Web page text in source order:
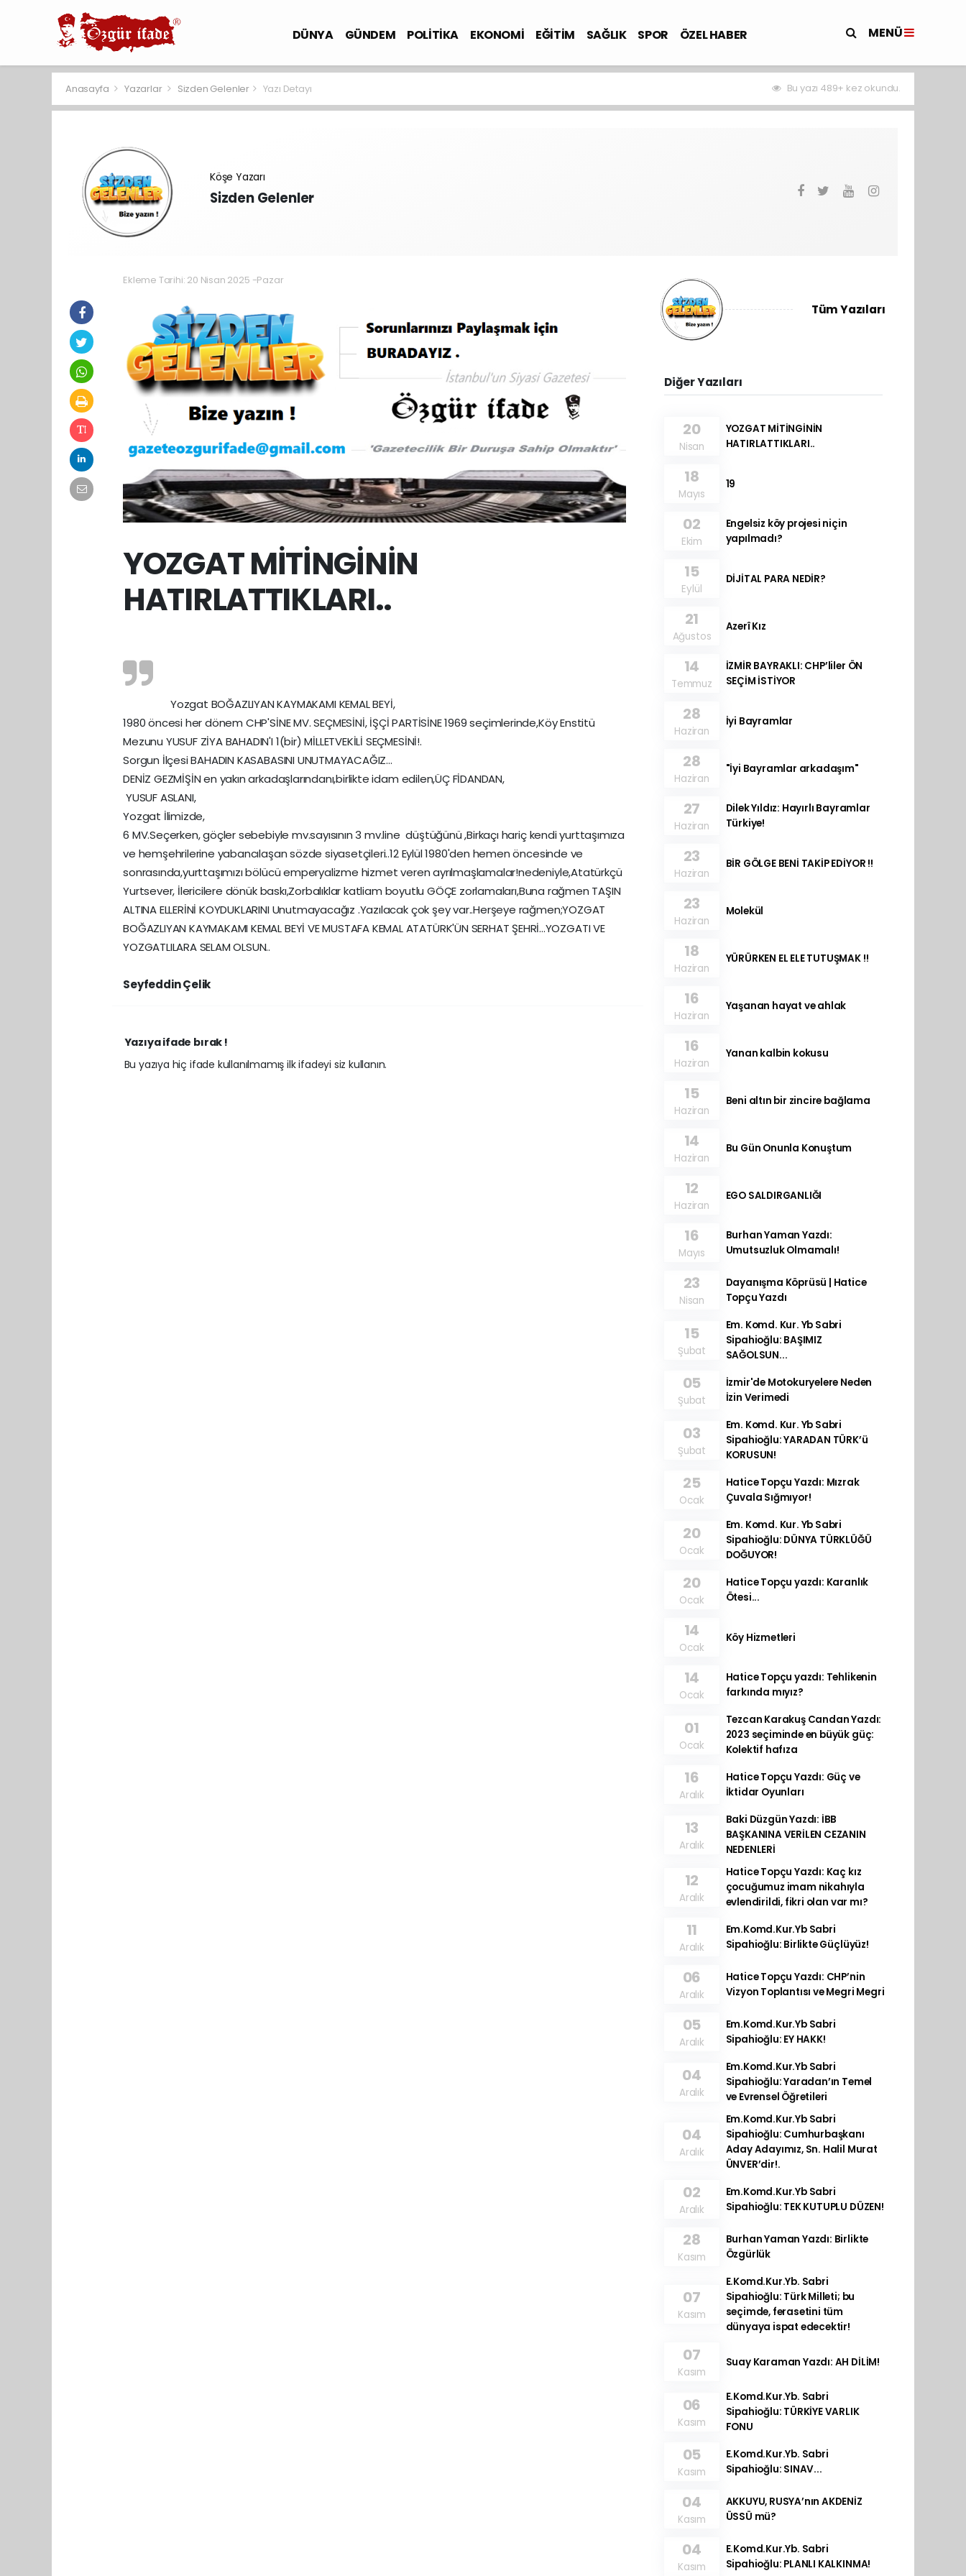
DÜNYA GÜNDEM POLİTİKA EKONOMİ EĞİTİM SAĞLIK SPOR ÖZEL HABER MENÜ
Anasayfa Yazarlar Sizden Gelenler Yazı Detayı Bu yazı 489+ kez okundu.
Köşe Yazarı
Sizden Gelenler
Ekleme Tarihi: 20 Nisan 2025 -Pazar
YOZGAT MİTİNGİNİN
HATIRLATTIKLARI..
Yozgat BOĞAZLIYAN KAYMAKAMI KEMAL BEYİ,
1980 öncesi her dönem CHP'SİNE MV. SEÇMESİNİ, İŞÇİ PARTİSİNE 1969 seçimlerinde,Köy Enstitü
Mezunu YUSUF ZİYA BAHADIN'I 1(bir) MİLLETVEKİLİ SEÇMESİNİ!.
Sorgun İlçesi BAHADIN KASABASINI UNUTMAYACAĞIZ...
DENİZ GEZMİŞİN en yakın arkadaşlarındanı,birlikte idam edilen,ÜÇ FİDANDAN,
YUSUF ASLANI,
Yozgat İlimizde,
6 MV.Seçerken, göçler sebebiyle mv.sayısının 3 mv.line düştüğünü ,Birkaçı hariç kendi yurttaşımıza
ve hemşehrilerine yabancılaşan sözde siyasetçileri..12 Eylül 1980'den hemen öncesinde ve
sonrasında,yurttaşımızı bölücü emperyalizme hizmet veren ayrılmaşlamalar!nedeniyle,Atatürkçü
Yurtsever, İlericilere dönük baskı,Zorbalıklar katliam boyutlu GÖÇE zorlamaları,Buna rağmen TAŞIN
ALTINA ELLERİNİ KOYDUKLARINI Unutmayacağız .Yazılacak çok şey var..Herşeye rağmen;YOZGAT
BOĞAZLIYAN KAYMAKAMI KEMAL BEYİ VE MUSTAFA KEMAL ATATÜRK'ÜN SERHAT ŞEHRİ...YOZGATI VE
YOZGATLILARA SELAM OLSUN..
Seyfeddin Çelik
Yazıya ifade bırak !
Bu yazıya hiç ifade kullanılmamış ilk ifadeyi siz kullanın.
Tüm Yazıları
Diğer Yazıları
20
Nisan
YOZGAT MİTİNGİNİN
HATIRLATTIKLARI..
18
Mayıs
19
02
Ekim
Engelsiz köy projesi niçin
yapılmadı?
15
Eylül
DİJİTAL PARA NEDİR?
21
Ağustos
Azerî Kız
14
Temmuz
İZMİR BAYRAKLI: CHP’liler ÖN
SEÇİM İSTİYOR
28
Haziran
İyi Bayramlar
28
Haziran
"İyi Bayramlar arkadaşım"
27
Haziran
Dilek Yıldız: Hayırlı Bayramlar
Türkiye!
23
Haziran
BİR GÖLGE BENİ TAKİP EDİYOR !!
23
Haziran
Molekül
18
Haziran
YÜRÜRKEN EL ELE TUTUŞMAK !!
16
Haziran
Yaşanan hayat ve ahlak
16
Haziran
Yanan kalbin kokusu
15
Haziran
Beni altın bir zincire bağlama
14
Haziran
Bu Gün Onunla Konuştum
12
Haziran
EGO SALDIRGANLIĞI
16
Mayıs
Burhan Yaman Yazdı:
Umutsuzluk Olmamalı!
23
Nisan
Dayanışma Köprüsü | Hatice
Topçu Yazdı
15
Şubat
Em. Komd. Kur. Yb Sabri
Sipahioğlu: BAŞIMIZ
SAĞOLSUN...
05
Şubat
İzmir'de Motokuryelere Neden
İzin Verimedi
03
Şubat
Em. Komd. Kur. Yb Sabri
Sipahioğlu: YARADAN TÜRK’ü
KORUSUN!
25
Ocak
Hatice Topçu Yazdı: Mızrak
Çuvala Sığmıyor!
20
Ocak
Em. Komd. Kur. Yb Sabri
Sipahioğlu: DÜNYA TÜRKLÜĞÜ
DOĞUYOR!
20
Ocak
Hatice Topçu yazdı: Karanlık
Ötesi...
14
Ocak
Köy Hizmetleri
14
Ocak
Hatice Topçu yazdı: Tehlikenin
farkında mıyız?
01
Ocak
Tezcan Karakuş Candan Yazdı:
2023 seçiminde en büyük güç:
Kolektif hafıza
16
Aralık
Hatice Topçu Yazdı: Güç ve
İktidar Oyunları
13
Aralık
Baki Düzgün Yazdı: İBB
BAŞKANINA VERİLEN CEZANIN
NEDENLERİ
12
Aralık
Hatice Topçu Yazdı: Kaç kız
çocuğumuz imam nikahıyla
evlendirildi, fikri olan var mı?
11
Aralık
Em.Komd.Kur.Yb Sabri
Sipahioğlu: Birlikte Güçlüyüz!
06
Aralık
Hatice Topçu Yazdı: CHP’nin
Vizyon Toplantısı ve Megri Megri
05
Aralık
Em.Komd.Kur.Yb Sabri
Sipahioğlu: EY HAKK!
04
Aralık
Em.Komd.Kur.Yb Sabri
Sipahioğlu: Yaradan’ın Temel
ve Evrensel Öğretileri
04
Aralık
Em.Komd.Kur.Yb Sabri
Sipahioğlu: Cumhurbaşkanı
Aday Adayımız, Sn. Halil Murat
ÜNVER’dir!.
02
Aralık
Em.Komd.Kur.Yb Sabri
Sipahioğlu: TEK KUTUPLU DÜZEN!
28
Kasım
Burhan Yaman Yazdı: Birlikte
Özgürlük
07
Kasım
E.Komd.Kur.Yb. Sabri
Sipahioğlu: Türk Milleti; bu
seçimde, ferasetini tüm
dünyaya ispat edecektir!
07
Kasım
Suay Karaman Yazdı: AH DİLİM!
06
Kasım
E.Komd.Kur.Yb. Sabri
Sipahioğlu: TÜRKİYE VARLIK
FONU
05
Kasım
E.Komd.Kur.Yb. Sabri
Sipahioğlu: SINAV...
04
Kasım
AKKUYU, RUSYA’nın AKDENİZ
ÜSSÜ mü?
04
Kasım
E.Komd.Kur.Yb. Sabri
Sipahioğlu: PLANLI KALKINMA!